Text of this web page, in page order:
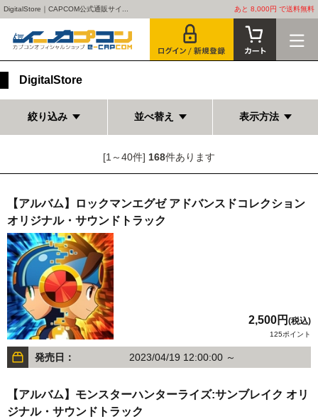
DigitalStore｜CAPCOM公式通販サイ... あと 8,000円 で送料無料
DigitalStore
絞り込み 並べ替え 表示方法
[1～40件] 168件あります
【アルバム】ロックマンエグゼ アドバンスドコレクション
オリジナル・サウンドトラック
2,500円 (税込)
125ポイント
発売日： 2023/04/19 12:00:00 ～
【アルバム】モンスターハンターライズ:サンブレイク オリ
ジナル・サウンドトラック